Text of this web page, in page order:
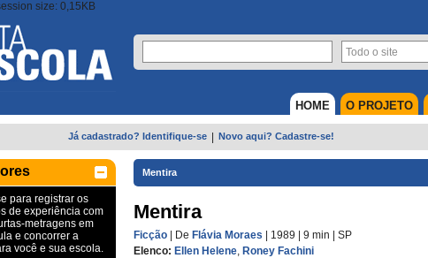
size: 0,15KB
O PROJETO
HOME
Já cadastrado? Identifique-se Novo aqui? Cadastre-se!
para registrar os
de experiência com
metragens em
e concorrer a
você e sua escola.
Mentira
Mentira
Ficção | De Flávia Moraes | 1989 | 9 min
SP
Elenco: Ellen Helene, Roney Fachini